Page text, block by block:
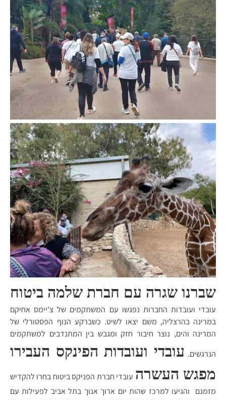
שברנו שגרה עם חברת שלמה ביטוח
עובדי ועובדות החברות נפגשו עם המשתקמים של צ'יימס אחיקם
במרינה בהרצליה, משם יצאו לשיט. כשברקע הנוף הפסטורלי של
המרינה והים, נוצר חיבור חזק ומגבש בין המתנדבים למשתקמים
הנרגשים.עובדי ועובדות הפינקס העבירו
מפגש העשרה עובדי חברת הפניקס ביטוח בחרו להקדיש
מזמנם והגיעו למרכז שהות יום ארוך אנוך בתל אביב לפעילות עם